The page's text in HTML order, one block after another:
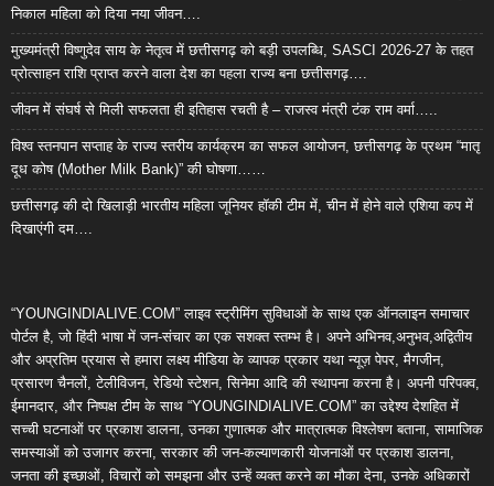
निकाल महिला को दिया नया जीवन….
मुख्यमंत्री विष्णुदेव साय के नेतृत्व में छत्तीसगढ़ को बड़ी उपलब्धि, SASCI 2026-27 के तहत
प्रोत्साहन राशि प्राप्त करने वाला देश का पहला राज्य बना छत्तीसगढ़….
जीवन में संघर्ष से मिली सफलता ही इतिहास रचती है – राजस्व मंत्री टंक राम वर्मा…..
विश्व स्तनपान सप्ताह के राज्य स्तरीय कार्यक्रम का सफल आयोजन, छत्तीसगढ़ के प्रथम “मातृ
दूध कोष (Mother Milk Bank)” की घोषणा……
छत्तीसगढ़ की दो खिलाड़ी भारतीय महिला जूनियर हॉकी टीम में, चीन में होने वाले एशिया कप में
दिखाएंगी दम….
“YOUNGINDIALIVE.COM” लाइव स्ट्रीमिंग सुविधाओं के साथ एक ऑनलाइन समाचार
पोर्टल है, जो हिंदी भाषा में जन-संचार का एक सशक्त स्तम्भ है। अपने अभिनव,अनुभव,अद्वितीय
और अप्रतिम प्रयास से हमारा लक्ष्य मीडिया के व्यापक प्रकार यथा न्यूज़ पेपर, मैगजीन,
प्रसारण चैनलों, टेलीविजन, रेडियो स्टेशन, सिनेमा आदि की स्थापना करना है। अपनी परिपक्व,
ईमानदार, और निष्पक्ष टीम के साथ “YOUNGINDIALIVE.COM” का उद्देश्य देशहित में
सच्ची घटनाओं पर प्रकाश डालना, उनका गुणात्मक और मात्रात्मक विश्लेषण बताना, सामाजिक
समस्याओं को उजागर करना, सरकार की जन-कल्याणकारी योजनाओं पर प्रकाश डालना,
जनता की इच्छाओं, विचारों को समझना और उन्हें व्यक्त करने का मौका देना, उनके अधिकारों